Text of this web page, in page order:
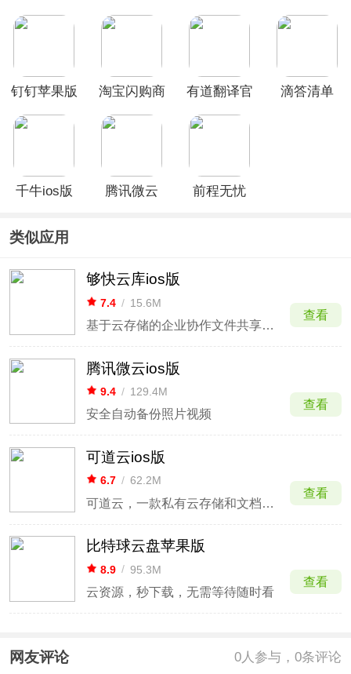
钉钉苹果版
淘宝闪购商
有道翻译官
滴答清单
千牛ios版
腾讯微云
前程无忧
类似应用
够快云库ios版
7.4 / 15.6M
基于云存储的企业协作文件共享平台
查看
腾讯微云ios版
9.4 / 129.4M
安全自动备份照片视频
查看
可道云ios版
6.7 / 62.2M
可道云，一款私有云存储和文档协作的私有云盘
查看
比特球云盘苹果版
8.9 / 95.3M
云资源，秒下载，无需等待随时看
查看
网友评论 0人参与，0条评论